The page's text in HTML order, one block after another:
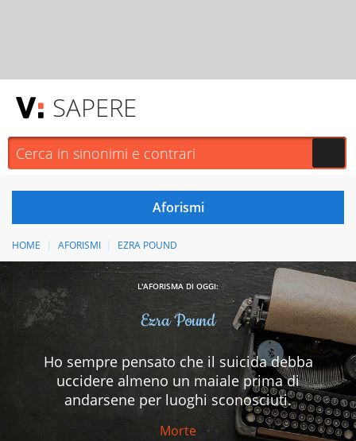
SAPERE
HOME AFORISMI EZRA POUND
L'AFORISMA DI OGGI:
Ezra Pound
Ho sempre pensato che il suicida debba
uccidere almeno un maiale prima di
andarsene per luoghi sconosciuti.
Morte